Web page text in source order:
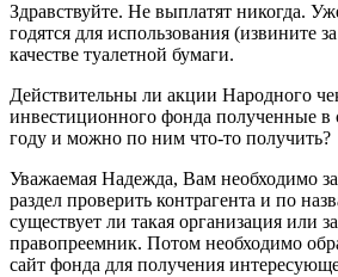
Здравствуйте. Не выплатят никогда.
годятся для использования (извините
качестве туалетной бумаги.
Действительны ли акции Народного
инвестиционного фонда полученные в
году и можно по ним что-то получить?
Уважаемая Надежда, Вам необходимо
раздел проверить контрагента и по
существует ли такая организация или
правопреемник. Потом необходимо
сайт фонда для получения